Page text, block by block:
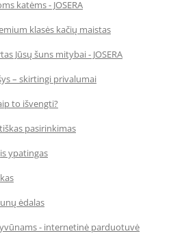
katėms - JOSERA
klasės kačių maistas
Jūsų šuns mitybai - JOSERA
– skirtingi privalumai
to išvengti?
pasirinkimas
ypatingas
ėdalas
- internetinė parduotuvė